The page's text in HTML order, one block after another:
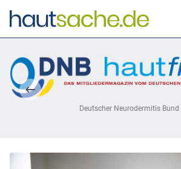
Deutscher Neurodermitis Bund